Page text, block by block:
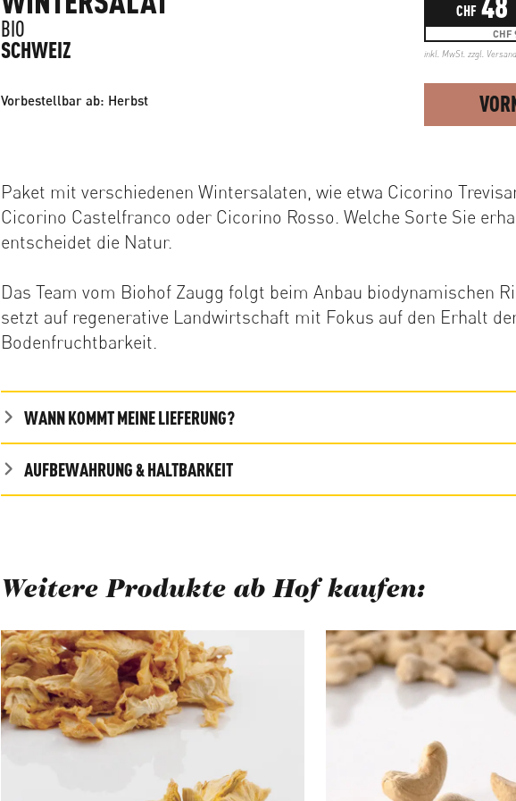
BIO
SCHWEIZ
Vorbestellbar ab: Herbst
CHF
CHF
inkl. MwSt. zzgl. Versand
Paket mit verschiedenen Wintersalaten, wie etwa Cicorino
Cicorino Castelfranco oder Cicorino Rosso. Welche Sorte Sie
entscheidet die Natur.
Das Team vom Biohof Zaugg folgt beim Anbau biodynamischen
setzt auf regenerative Landwirtschaft mit Fokus auf den Erhalt
Bodenfruchtbarkeit.
WANN KOMMT MEINE LIEFERUNG?
AUFBEWAHRUNG & HALTBARKEIT
Weitere Produkte ab Hof kaufen:
Produktgalerie überspringen